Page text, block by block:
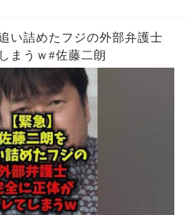
い詰めたフジの外部弁護士
まうｗ#佐藤二朗